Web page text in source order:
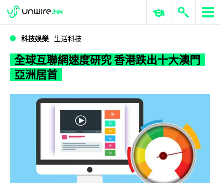
WWDC 2026 ERP 與商業 AI
科技娛樂 生活科技
全球互聯網速度研究 香港跌出十大澳門
亞洲居首